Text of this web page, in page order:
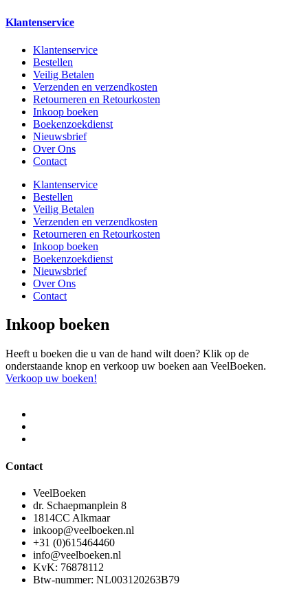
Klantenservice
Klantenservice
Bestellen
Veilig Betalen
Verzenden en verzendkosten
Retourneren en Retourkosten
Inkoop boeken
Boekenzoekdienst
Nieuwsbrief
Over Ons
Contact
Klantenservice
Bestellen
Veilig Betalen
Verzenden en verzendkosten
Retourneren en Retourkosten
Inkoop boeken
Boekenzoekdienst
Nieuwsbrief
Over Ons
Contact
Inkoop boeken
Heeft u boeken die u van de hand wilt doen? Klik op de
onderstaande knop en verkoop uw boeken aan VeelBoeken.
Verkoop uw boeken!
Contact
VeelBoeken
dr. Schaepmanplein 8
1814CC Alkmaar
inkoop@veelboeken.nl
+31 (0)615464460
info@veelboeken.nl
KvK: 76878112
Btw-nummer: NL003120263B79